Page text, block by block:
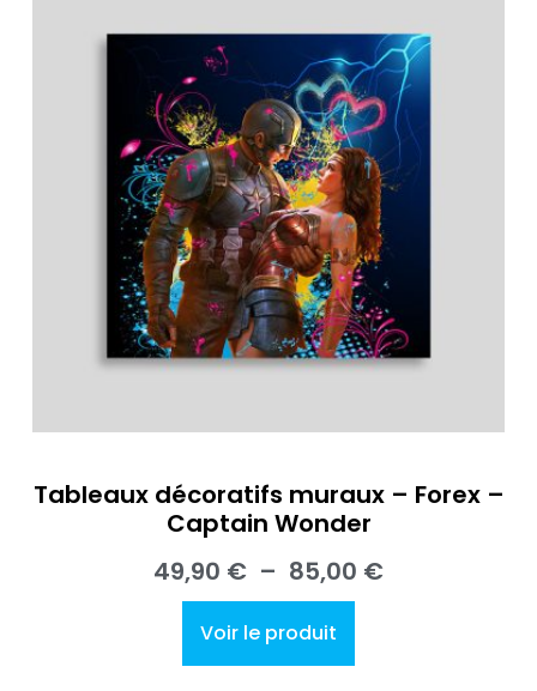
Tableaux décoratifs muraux – Forex –
Captain Wonder
49,90 € – 85,00 €
Voir le produit